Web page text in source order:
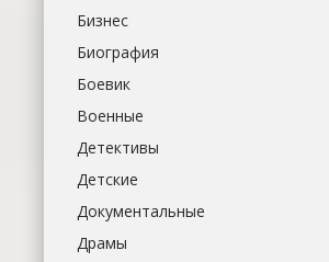
Бизнес
Биография
Боевик
Военные
Детективы
Детские
Документальные
Драмы